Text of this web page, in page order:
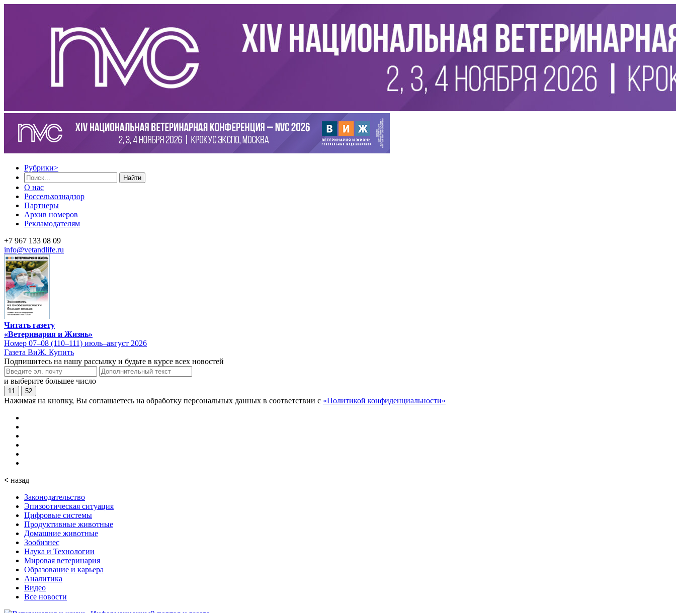
Рубрики>
Найти
О нас
Россельхознадзор
Партнеры
Архив номеров
Рекламодателям
+7 967 133 08 09
info@vetandlife.ru
Читать газету
«Ветеринария и Жизнь»
Номер 07–08 (110–111) июль–август 2026
Газета ВиЖ. Купить
Подпишитесь на нашу рассылку и будьте в курсе всех новостей
и выберите большее число
11 52
Нажимая на кнопку, Вы соглашаетесь на обработку персональных данных в соответствии с «Политикой конфиденциальности»
< назад
Законодательство
Эпизоотическая ситуация
Цифровые системы
Продуктивные животные
Домашние животные
Зообизнес
Наука и Технологии
Мировая ветеринария
Образование и карьера
Аналитика
Видео
Все новости